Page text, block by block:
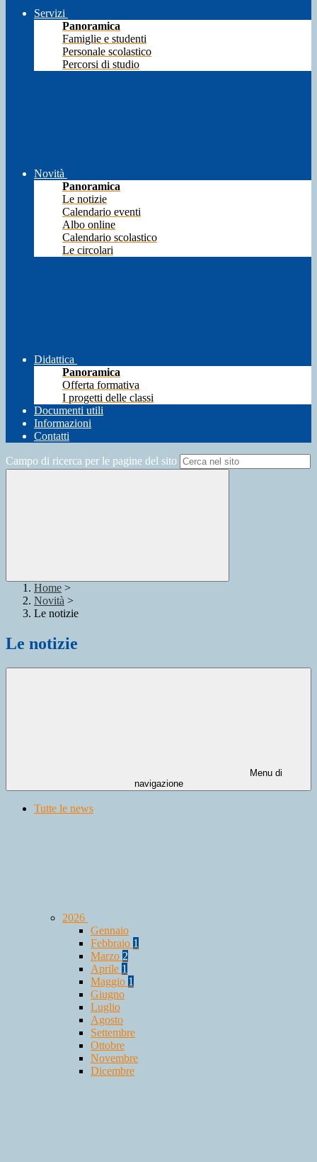
Servizi
Panoramica
Famiglie e studenti
Personale scolastico
Percorsi di studio
Novità
Panoramica
Le notizie
Calendario eventi
Albo online
Calendario scolastico
Le circolari
Didattica
Panoramica
Offerta formativa
I progetti delle classi
Documenti utili
Informazioni
Contatti
Campo di ricerca per le pagine del sito
Home >
Novità >
Le notizie
Le notizie
Menu di
navigazione
Tutte le news
2026
Gennaio
Febbraio 1
Marzo 2
Aprile 1
Maggio 1
Giugno
Luglio
Agosto
Settembre
Ottobre
Novembre
Dicembre